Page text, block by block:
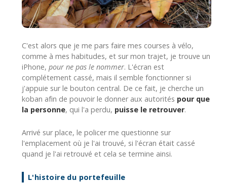
C'est alors que je me pars faire mes courses à vélo,
comme à mes habitudes, et sur mon trajet, je trouve un
iPhone, pour ne pas le nommer. L'écran est
complétement cassé, mais il semble fonctionner si
j'appuie sur le bouton central. De ce fait, je cherche un
koban afin de pouvoir le donner aux autorités pour que
la personne, qui l'a perdu, puisse le retrouver.
Arrivé sur place, le policer me questionne sur
l'emplacement où je l'ai trouvé, si l'écran était cassé
quand je l'ai retrouvé et cela se termine ainsi.
L'histoire du portefeuille